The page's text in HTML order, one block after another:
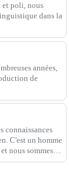
et poli, nous
dans la
années,
de
connaissances
C'est un homme
nous sommes